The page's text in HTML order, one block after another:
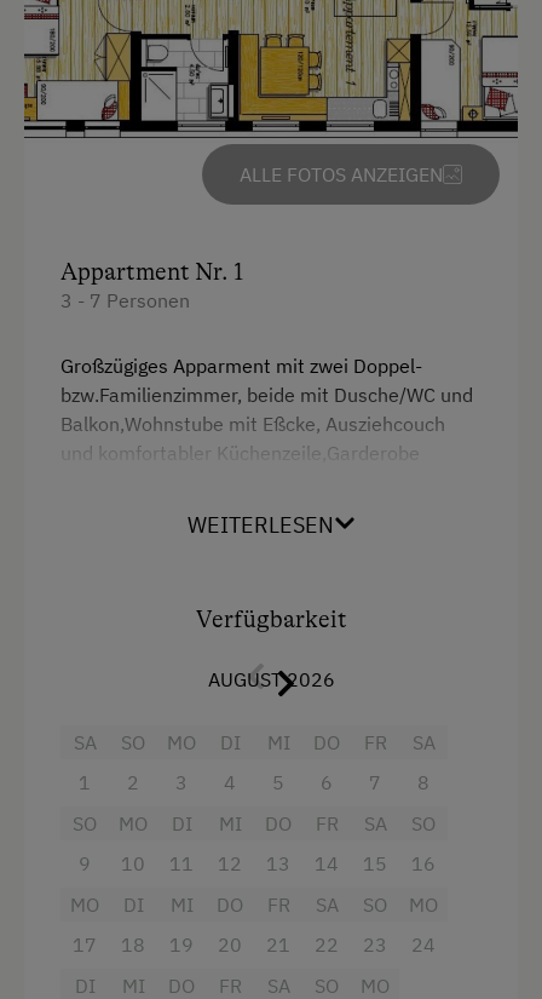
Am Betrieb
Garten/Wiese
Mithilfe am Hof
Schlafen im Heu
Spielgefährten
Kinderspielplatz
Ausstattung der Wohneinheit
Ferienwohnung mit Frühstück
Geschirrspüler
Mikrowelle
Terrasse
Trockenraum
Waschmaschine
ALLE FOTOS ANZEIGEN
Appartment Nr. 1
3 - 7 Personen
Großzügiges Apparment mit zwei Doppel-
bzw.Familienzimmer, beide mit Dusche/WC und
Balkon,Wohnstube mit Eßcke, Ausziehcouch
und komfortabler Küchenzeile,Garderobe
Fernseher
Safe
Wasserkocher
WEITERLESEN
Verfügbarkeit
AUGUST 2026
SA
1
SO
2
MO
3
DI
4
MI
5
DO
6
FR
7
SA
8
SO
9
MO
10
DI
11
MI
12
DO
13
FR
14
SA
15
SO
16
MO
17
DI
18
MI
19
DO
20
FR
21
SA
22
SO
23
MO
24
DI
MI
DO
FR
SA
SO
MO